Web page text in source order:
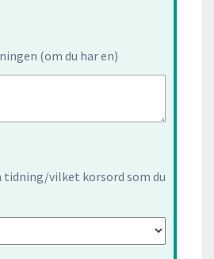
(om du har en)
tidning/vilket korsord som du